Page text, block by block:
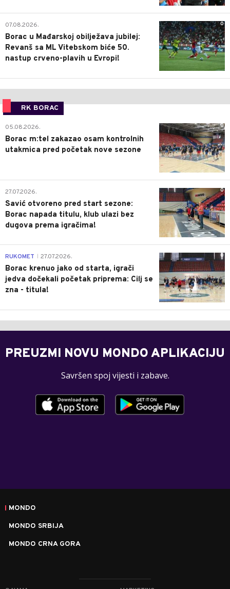
0
07.08.2026.
Borac u Mađarskoj obilježava jubilej:
Revanš sa ML Vitebskom biće 50.
nastup crveno-plavih u Evropi!
RK BORAC
0
05.08.2026.
Borac m:tel zakazao osam kontrolnih
utakmica pred početak nove sezone
0
27.07.2026.
Savić otvoreno pred start sezone:
Borac napada titulu, klub ulazi bez
dugova prema igračima!
0
RUKOMET 27.07.2026.
Borac krenuo jako od starta, igrači
jedva dočekali početak priprema: Cilj se
zna - titula!
PREUZMI NOVU MONDO APLIKACIJU
Savršen spoj vijesti i zabave.
MONDO
MONDO SRBIJA
MONDO CRNA GORA